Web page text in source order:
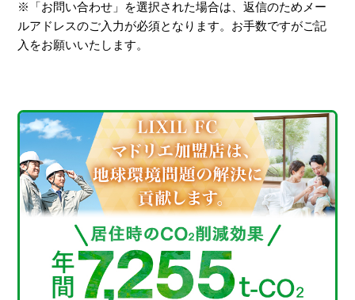
※「お問い合わせ」を選択された場合は、返信のためメー
ルアドレスのご入力が必須となります。お手数ですがご記
入をお願いいたします。